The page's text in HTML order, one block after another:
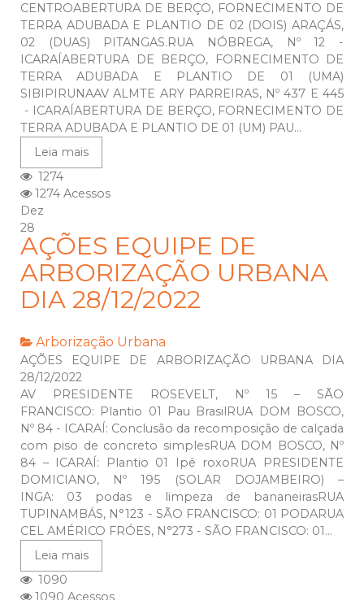
CENTROABERTURA DE BERÇO, FORNECIMENTO DE
TERRA ADUBADA E PLANTIO DE 02 (DOIS) ARAÇÁS,
02 (DUAS) PITANGAS.RUA NÓBREGA, Nº 12 -
ICARAÍABERTURA DE BERÇO, FORNECIMENTO DE
TERRA ADUBADA E PLANTIO DE 01 (UMA)
SIBIPIRUNAAV ALMTE ARY PARREIRAS, Nº 437 E 445
- ICARAÍABERTURA DE BERÇO, FORNECIMENTO DE
TERRA ADUBADA E PLANTIO DE 01 (UM) PAU...
Leia mais
1274
1274 Acessos
Dez
28
AÇÕES EQUIPE DE
ARBORIZAÇÃO URBANA
DIA 28/12/2022
Arborização Urbana
AÇÕES EQUIPE DE ARBORIZAÇÃO URBANA DIA
28/12/2022
AV PRESIDENTE ROSEVELT, Nº 15 – SÃO
FRANCISCO: Plantio 01 Pau BrasilRUA DOM BOSCO,
Nº 84 - ICARAÍ: Conclusão da recomposição de calçada
com piso de concreto simplesRUA DOM BOSCO, Nº
84 – ICARAÍ: Plantio 01 Ipê roxoRUA PRESIDENTE
DOMICIANO, Nº 195 (SOLAR DOJAMBEIRO) –
INGA: 03 podas e limpeza de bananeirasRUA
TUPINAMBÁS, N°123 - SÃO FRANCISCO: 01 PODARUA
CEL AMÉRICO FRÓES, N°273 - SÃO FRANCISCO: 01...
Leia mais
1090
1090 Acessos